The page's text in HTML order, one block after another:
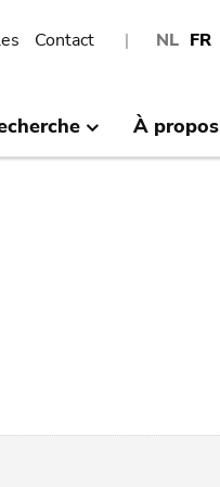
NL FR
Contact
À propos